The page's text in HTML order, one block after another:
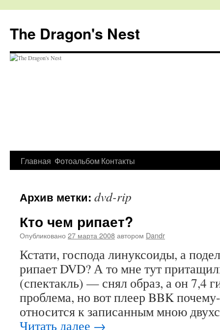
The Dragon's Nest
Перейти
содержимому
Главная Фотоальбом Контакты
Архив метки: dvd-rip
Кто чем рипает?
Опубликовано 27 марта 2008автором Dandr
Кстати, господа линуксоиды, а
рипает DVD? А то мне тут
(спектакль) — снял образ, а он 7,4
проблема, но вот плеер BBK
относится к записанным мною
Читать далее →